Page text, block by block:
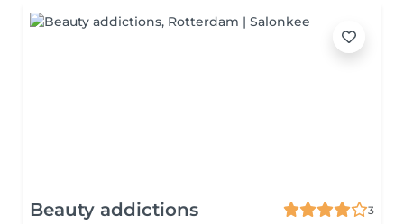
Beauty addictions
3